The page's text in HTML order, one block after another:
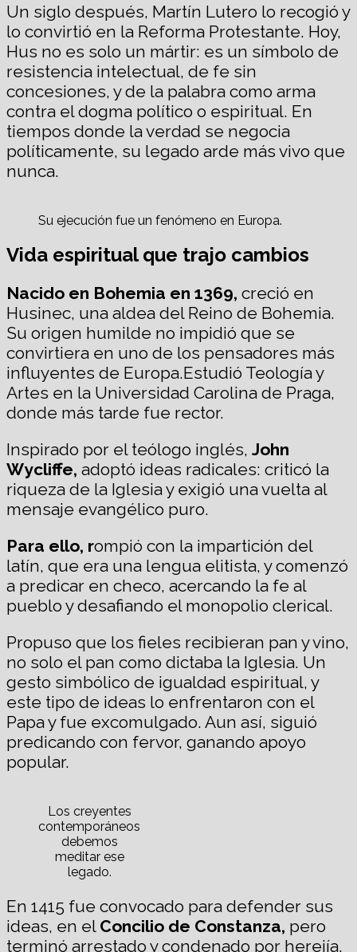
Un siglo después, Martín Lutero lo recogió y
lo convirtió en la Reforma Protestante. Hoy,
Hus no es solo un mártir: es un símbolo de
resistencia intelectual, de fe sin
concesiones, y de la palabra como arma
contra el dogma político o espiritual. En
tiempos donde la verdad se negocia
políticamente, su legado arde más vivo que
nunca.
Su ejecución fue un fenómeno en Europa.
Vida espiritual que trajo cambios
Nacido en Bohemia en 1369, creció en
Husinec, una aldea del Reino de Bohemia.
Su origen humilde no impidió que se
convirtiera en uno de los pensadores más
influyentes de Europa.Estudió Teología y
Artes en la Universidad Carolina de Praga,
donde más tarde fue rector.
Inspirado por el teólogo inglés, John
Wycliffe, adoptó ideas radicales: criticó la
riqueza de la Iglesia y exigió una vuelta al
mensaje evangélico puro.
Para ello, rompió con la impartición del
latín, que era una lengua elitista, y comenzó
a predicar en checo, acercando la fe al
pueblo y desafiando el monopolio clerical.
Propuso que los fieles recibieran pan y vino,
no solo el pan como dictaba la Iglesia. Un
gesto simbólico de igualdad espiritual, y
este tipo de ideas lo enfrentaron con el
Papa y fue excomulgado. Aun así, siguió
predicando con fervor, ganando apoyo
popular.
Los creyentes
contemporáneos
debemos
meditar ese
legado.
En 1415 fue convocado para defender sus
ideas, en el Concilio de Constanza, pero
terminó arrestado y condenado por herejía.